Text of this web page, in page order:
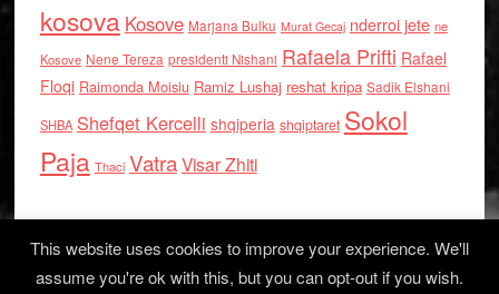
kosova Kosove Marjana Bulku Murat Gecaj nderroi jete ne
Kosove Nene Tereza presidenti Nishani Rafaela Prifti Rafael
Floqi Raimonda Moisiu Ramiz Lushaj reshat kripa Sadik Elshani
SHBA Shefqet Kercelli shqiperia shqiptaret Sokol
Paja Thaci VatraVisar Zhiti
This website uses cookies to improve your experience. We'll
assume you're ok with this, but you can opt-out if you wish.